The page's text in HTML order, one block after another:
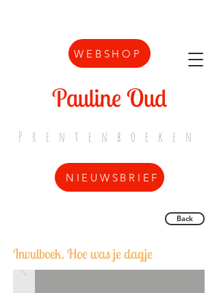
Pauline Oud
Prentenboeken
NIEUWSBRIEF
WEBSHOP
Back
Invulboek. Hoe was je dagje